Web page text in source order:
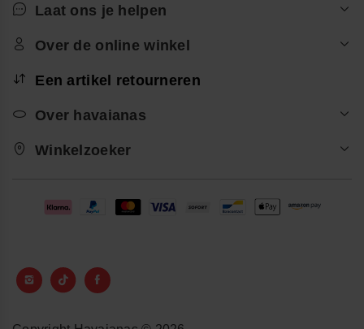
Laat ons je helpen
Over de online winkel
Een artikel retourneren
Over havaianas
Winkelzoeker